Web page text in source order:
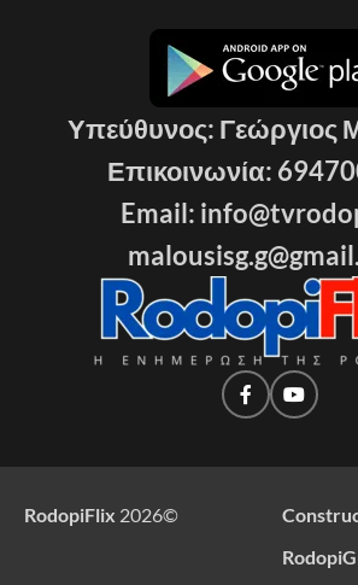
Υπεύθυνος: Γεώργιος
Επικοινωνία:
Email:
RodopiFlix 2026©